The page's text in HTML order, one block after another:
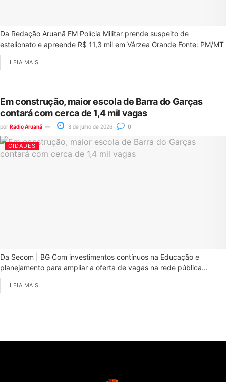
Da Redação Aruanã FM Polícia Militar prende suspeito de
estelionato e apreende R$ 11,3 mil em Várzea Grande Fonte: PM/MT
LEIA MAIS
Em construção, maior escola de Barra do Garças
contará com cerca de 1,4 mil vagas
por Rádio Aruanã 8 de julho de 2026 0
CIDADES
Da Secom | BG Com investimentos contínuos na Educação e
planejamento para ampliar a oferta de vagas na rede pública...
LEIA MAIS